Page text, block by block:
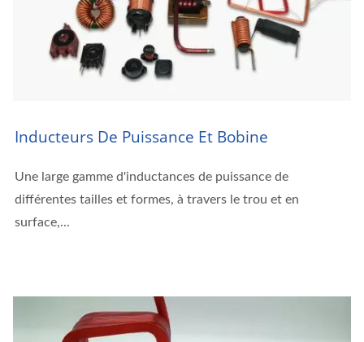
Inducteurs De Puissance Et Bobine
Une large gamme d'inductances de puissance de
différentes tailles et formes, à travers le trou et en
surface,...